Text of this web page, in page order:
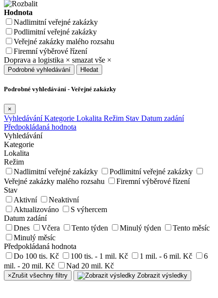
Hodnota
Nadlimitní veřejné zakázky
Podlimitní veřejné zakázky
Veřejné zakázky malého rozsahu
Firemní výběrové řízení
Doprava a logistika × smazat vše ×
Podrobné vyhledávání Hledat
Podrobné vyhledávání - Veřejné zakázky
×
Vyhledávání Kategorie Lokalita Režim Stav Datum zadání
Předpokládaná hodnota
Vyhledávání
Kategorie
Lokalita
Režim
Nadlimitní veřejné zakázky
Podlimitní veřejné zakázky
Veřejné zakázky malého rozsahu
Firemní výběrové řízení
Stav
Aktivní
Neaktivní
Aktualizováno
S výhercem
Datum zadání
Dnes
Včera Tento týden Minulý týden
Tento měsíc
Minulý měsíc
Předpokládaná hodnota
Do 100 tis. Kč
100 tis. - 1 mil. Kč 1 mil. - 6 mil. Kč
6
mil. - 20 mil. Kč
Nad 20 mil. Kč
×Zrušit všechny filtry Zobrazit výsledky